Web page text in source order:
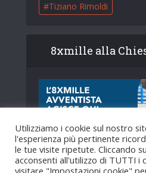
Tiziano Rimoldi
8xmille alla
Utilizziamo i cookie sul nostro
l'esperienza più pertinente
le tue visite ripetute. Cliccando
acconsenti all'utilizzo di TUTTI i
visitare "Impostazioni cookie"